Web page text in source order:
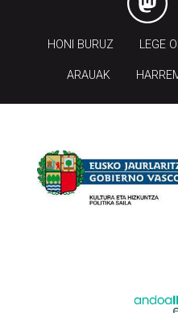
HONI BURUZ LEGE
ARAUAK